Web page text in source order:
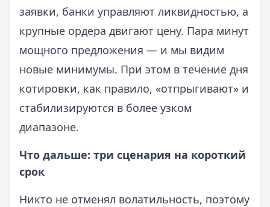
заявки, банки управляют ликвидностью, а
крупные ордера двигают цену. Пара минут
мощного предложения — и мы видим
новые минимумы. При этом в течение дня
котировки, как правило, «отпрыгивают» и
стабилизируются в более узком
диапазоне.
Что дальше: три сценария на короткий
срок
Никто не отменял волатильность, поэтому